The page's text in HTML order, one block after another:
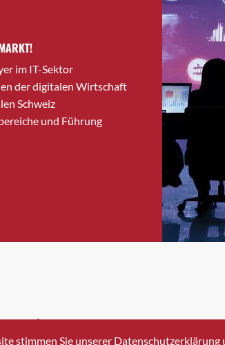
Brugg
Cazis
im IT-Sektor
der digitalen Wirtschaft
Schweiz
und Führung
+41 43 336 40 20
stimmen Sie unserer